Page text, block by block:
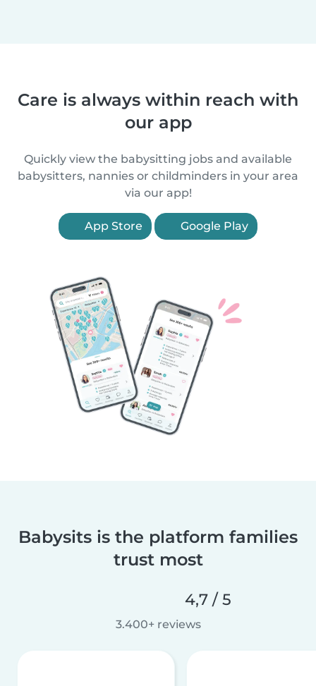
Care is always within reach with
our app
Quickly view the babysitting jobs and available
babysitters, nannies or childminders in your area
via our app!
App Store Google Play
Babysits is the platform families
trust most
4,7 / 5
3.400+ reviews